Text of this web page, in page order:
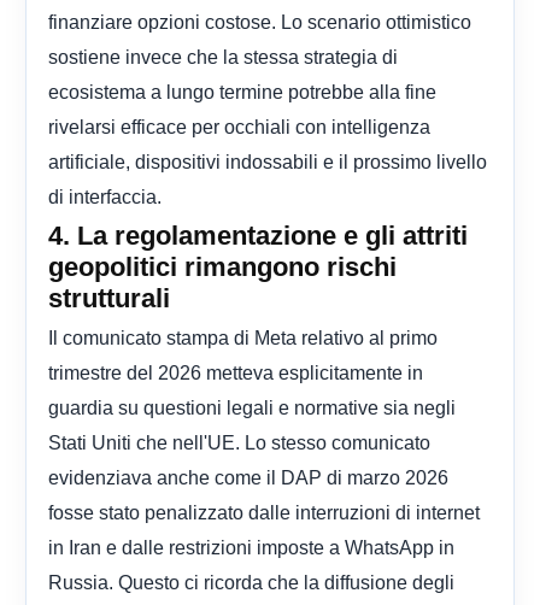
finanziare opzioni costose. Lo scenario ottimistico
sostiene invece che la stessa strategia di
ecosistema a lungo termine potrebbe alla fine
rivelarsi efficace per occhiali con intelligenza
artificiale, dispositivi indossabili e il prossimo livello
di interfaccia.
4. La regolamentazione e gli attriti
geopolitici rimangono rischi
strutturali
Il comunicato stampa di Meta relativo al primo
trimestre del 2026 metteva esplicitamente in
guardia su questioni legali e normative sia negli
Stati Uniti che nell'UE. Lo stesso comunicato
evidenziava anche come il DAP di marzo 2026
fosse stato penalizzato dalle interruzioni di internet
in Iran e dalle restrizioni imposte a WhatsApp in
Russia. Questo ci ricorda che la diffusione degli